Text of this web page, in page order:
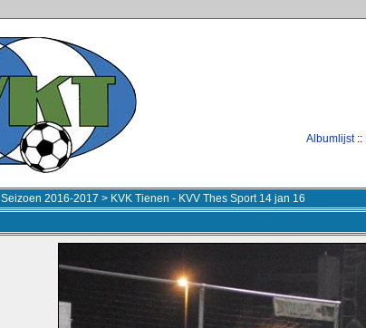
Albumlijst::
Seizoen 2016-2017 > KVK Tienen - KVV Thes Sport 14 jan 16